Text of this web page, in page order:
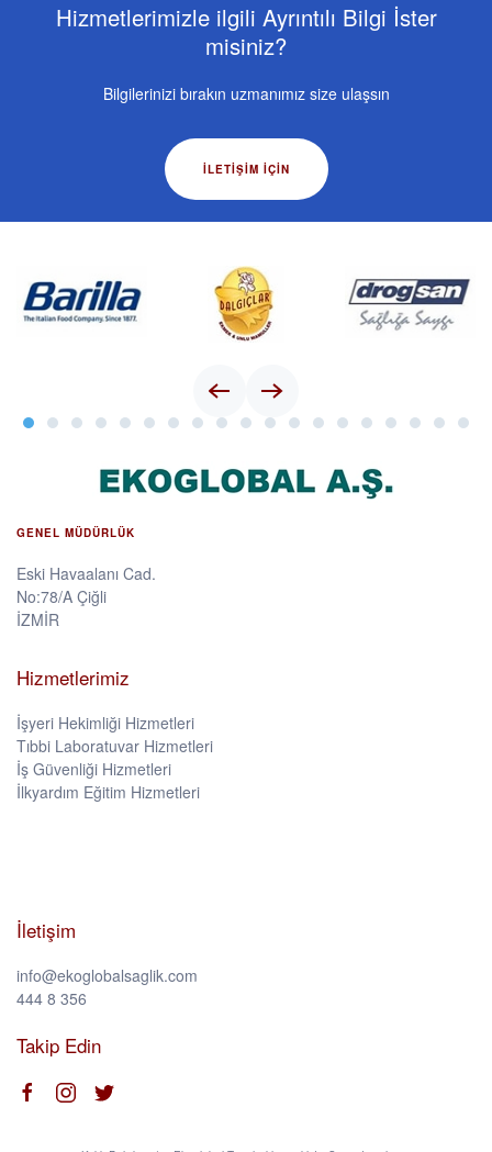
Hizmetlerimizle ilgili Ayrıntılı Bilgi İster
misiniz?
Bilgilerinizi bırakın uzmanımız size ulaşsın
İLETIŞIM IÇIN
GENEL MÜDÜRLÜK
Eski Havaalanı Cad.
No:78/A Çiğli
İZMİR
Hizmetlerimiz
İşyeri Hekimliği Hizmetleri
Tıbbi Laboratuvar Hizmetleri
İş Güvenliği Hizmetleri
İlkyardım Eğitim Hizmetleri
İletişim
info@ekoglobalsaglik.com
444 8 356
Takip Edin